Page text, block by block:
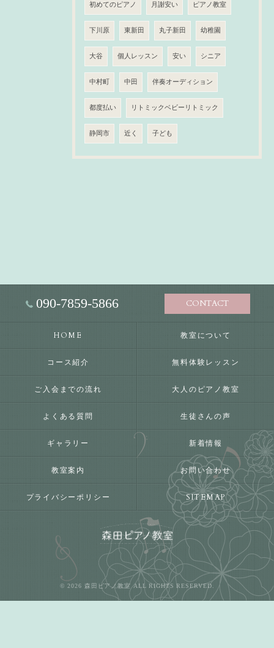
初めてのピアノ 月謝安い ピアノ教室
下川原 東新田 丸子新田 幼稚園
大谷 個人レッスン 安い シニア
中村町 中田 伴奏オーディション
都度払い リトミックベビーリトミック
静岡市 近く 子ども
090-7859-5866 CONTACT
HOME 教室について
コース紹介 無料体験レッスン
ご入会までの流れ 大人のピアノ教室
よくある質問 生徒さんの声
ギャラリー 新着情報
教室案内 お問い合わせ
プライバシーポリシー SITEMAP
© 2026 森田ピアノ教室 ALL RIGHTS RESERVED.